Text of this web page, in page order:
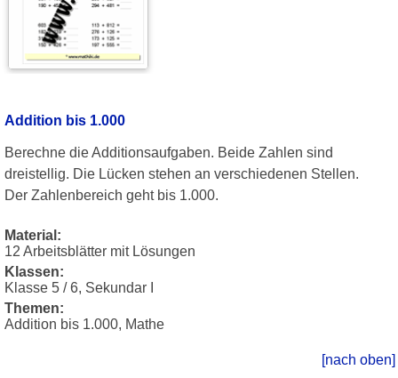
Addition bis 1.000
Berechne die Additionsaufgaben. Beide Zahlen sind
dreistellig. Die Lücken stehen an verschiedenen Stellen.
Der Zahlenbereich geht bis 1.000.
Material:
12 Arbeitsblätter mit Lösungen
Klassen:
Klasse 5 / 6, Sekundar I
Themen:
Addition bis 1.000, Mathe
[nach oben]